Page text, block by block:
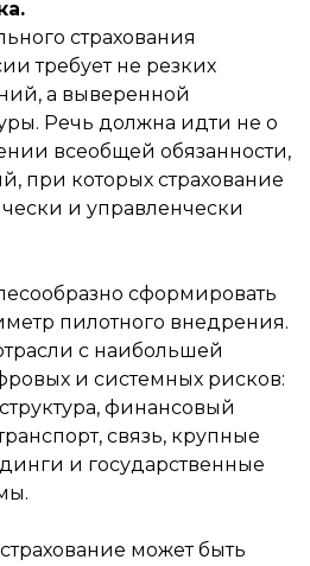
страхования
требует не резких
а выверенной
Речь должна идти не о
всеобщей обязанности,
при которых страхование
и управленчески
сформировать
пилотного внедрения.
с наибольшей
и системных рисков:
финансовый
связь, крупные
и государственные
может быть